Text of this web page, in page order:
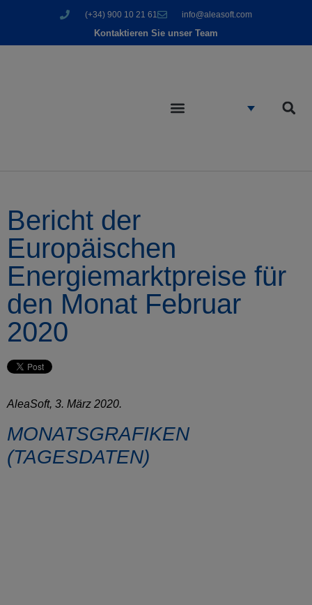
(+34) 900 10 21 61 info@aleasoft.com
Kontaktieren Sie unser Team
Bericht der
Europäischen
Energiemarktpreise für
den Monat Februar
2020
AleaSoft, 3. März 2020.
MONATSGRAFIKEN
(TAGESDATEN)